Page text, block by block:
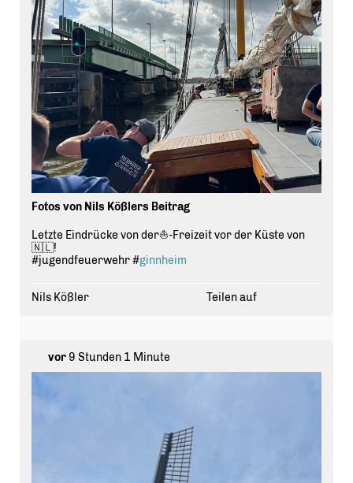
Fotos von Nils Kößlers Beitrag
Letzte Eindrücke von der⛵️-Freizeit vor der Küste von
🇳🇱!
#jugendfeuerwehr #ginnheim
Nils Kößler Teilen auf
vor9 Stunden 1 Minute